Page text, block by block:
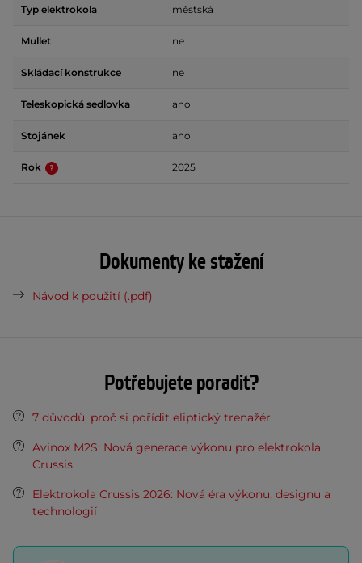
Typ elektrokola městská
Mullet ne
Skládací konstrukce ne
Teleskopická sedlovka ano
Stojánek ano
Rok 2025
Dokumenty ke stažení
Návod k použití (.pdf)
Potřebujete poradit?
7 důvodů, proč si pořídit eliptický trenažér
Avinox M2S: Nová generace výkonu pro elektrokola
Crussis
Elektrokola Crussis 2026: Nová éra výkonu, designu a
technologií